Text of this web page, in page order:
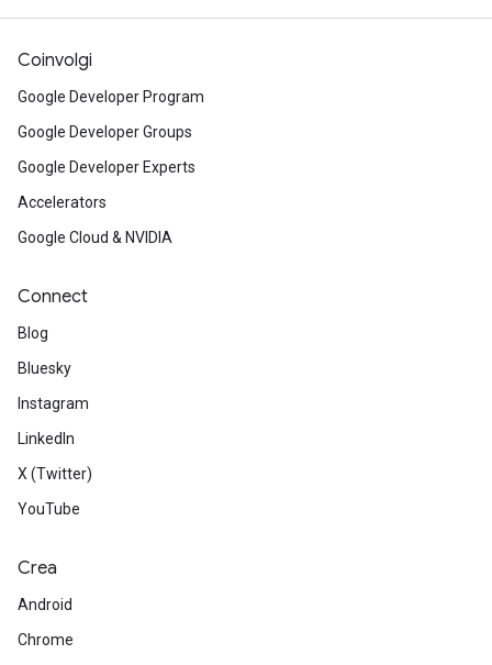
Coinvolgi
Google Developer Program
Google Developer Groups
Google Developer Experts
Accelerators
Google Cloud & NVIDIA
Connect
Blog
Bluesky
Instagram
LinkedIn
X (Twitter)
YouTube
Crea
Android
Chrome